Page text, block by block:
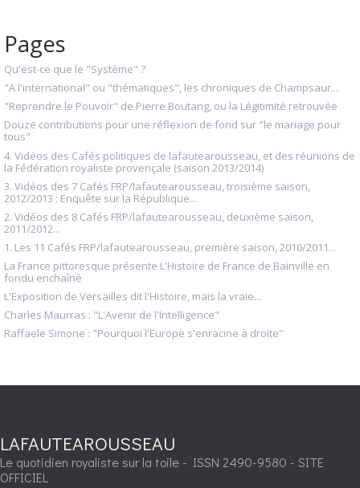
Pages
Qu'est-ce que le "Système" ?
"A l'international" ou "thématiques", les chroniques de Champsaur...
"Reprendre le Pouvoir" de Pierre Boutang, ou la Légitimité retrouvée
Douze contributions pour une réflexion de fond sur "le mariage pour
tous"
4. Vidéos des Cafés politiques de lafautearousseau, et des réunions de
la Fédération royaliste provençale (saison 2013/2014)
3. Vidéos des 7 Cafés FRP/lafautearousseau, troisième saison,
2012/2013 : Enquête sur la République...
2. Vidéos des 8 Cafés FRP/lafautearousseau, deuxième saison,
2011/2012...
1. Les 11 Cafés FRP/lafautearousseau, première saison, 2010/2011...
La France pittoresque présente L'Histoire de France de Bainville en
fondu enchaîné
L'Exposition de Versailles dit l'Histoire, mais la vraie...
Charles Maurras : "L'Avenir de l'Intelligence"
Raffaele Simone : "Pourquoi l'Europe s'enracine à droite"
LAFAUTEAROUSSEAU
Le quotidien royaliste sur la toile - ISSN 2490-9580 - SITE
OFFICIEL